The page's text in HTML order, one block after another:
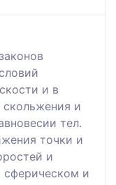
и в
скольжения и
тел.
точки и
и
сферическом и